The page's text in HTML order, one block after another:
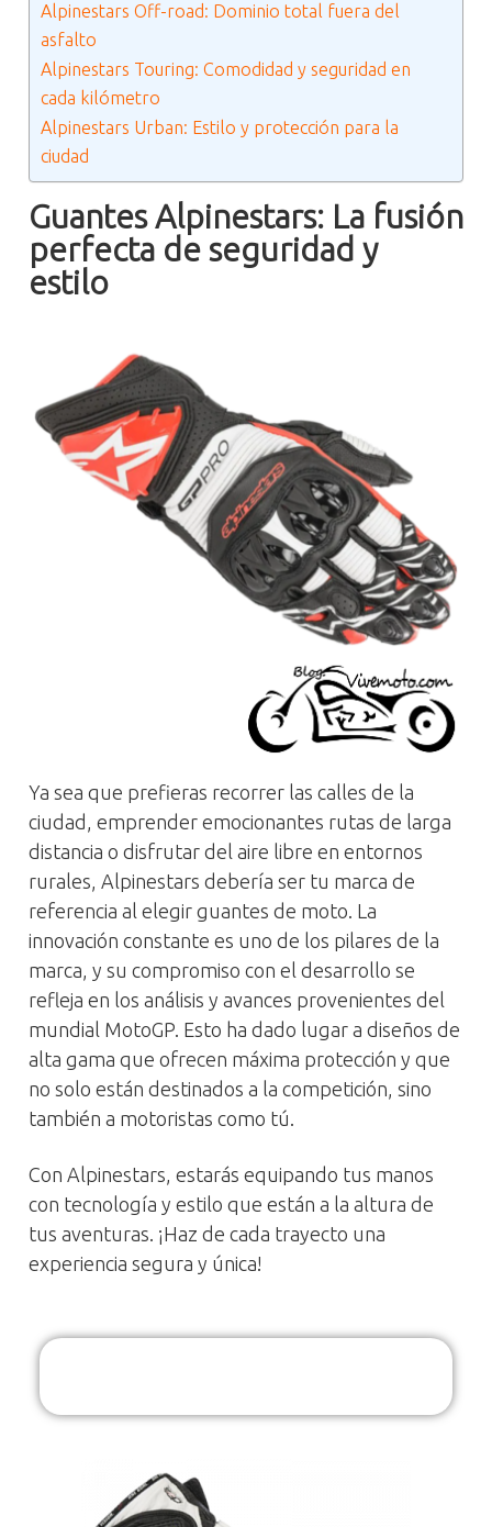
Alpinestars Off-road: Dominio total fuera del
asfalto
Alpinestars Touring: Comodidad y seguridad en
cada kilómetro
Alpinestars Urban: Estilo y protección para la
ciudad
Guantes Alpinestars: La fusión
perfecta de seguridad y
estilo
Ya sea que prefieras recorrer las calles de la
ciudad, emprender emocionantes rutas de larga
distancia o disfrutar del aire libre en entornos
rurales, Alpinestars debería ser tu marca de
referencia al elegir guantes de moto. La
innovación constante es uno de los pilares de la
marca, y su compromiso con el desarrollo se
refleja en los análisis y avances provenientes del
mundial MotoGP. Esto ha dado lugar a diseños de
alta gama que ofrecen máxima protección y que
no solo están destinados a la competición, sino
también a motoristas como tú.
Con Alpinestars, estarás equipando tus manos
con tecnología y estilo que están a la altura de
tus aventuras. ¡Haz de cada trayecto una
experiencia segura y única!